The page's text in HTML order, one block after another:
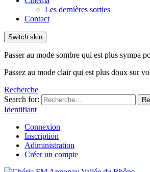
Les dernières sorties
Contact
Switch skin
Passer au mode sombre qui est plus sympa
Passez au mode clair qui est plus doux sur
Recherche
Search for:
Identifiant
Connexion
Inscription
Adiministration
Créer un compte